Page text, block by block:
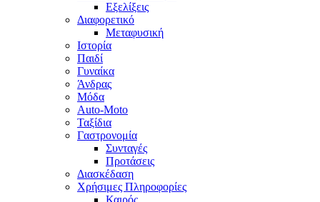
Εξελίξεις
Διαφορετικό
Μεταφυσική
Ιστορία
Παιδί
Γυναίκα
Άνδρας
Μόδα
Auto-Moto
Ταξίδια
Γαστρονομία
Συνταγές
Προτάσεις
Διασκέδαση
Χρήσιμες Πληροφορίες
Καιρός